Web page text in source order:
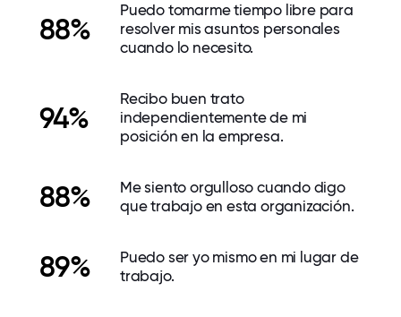
88%
Puedo tomarme tiempo libre para
resolver mis asuntos personales
cuando lo necesito.
94%
Recibo buen trato
independientemente de mi
posición en la empresa.
88%
Me siento orgulloso cuando digo
que trabajo en esta organización.
89%
Puedo ser yo mismo en mi lugar de
trabajo.